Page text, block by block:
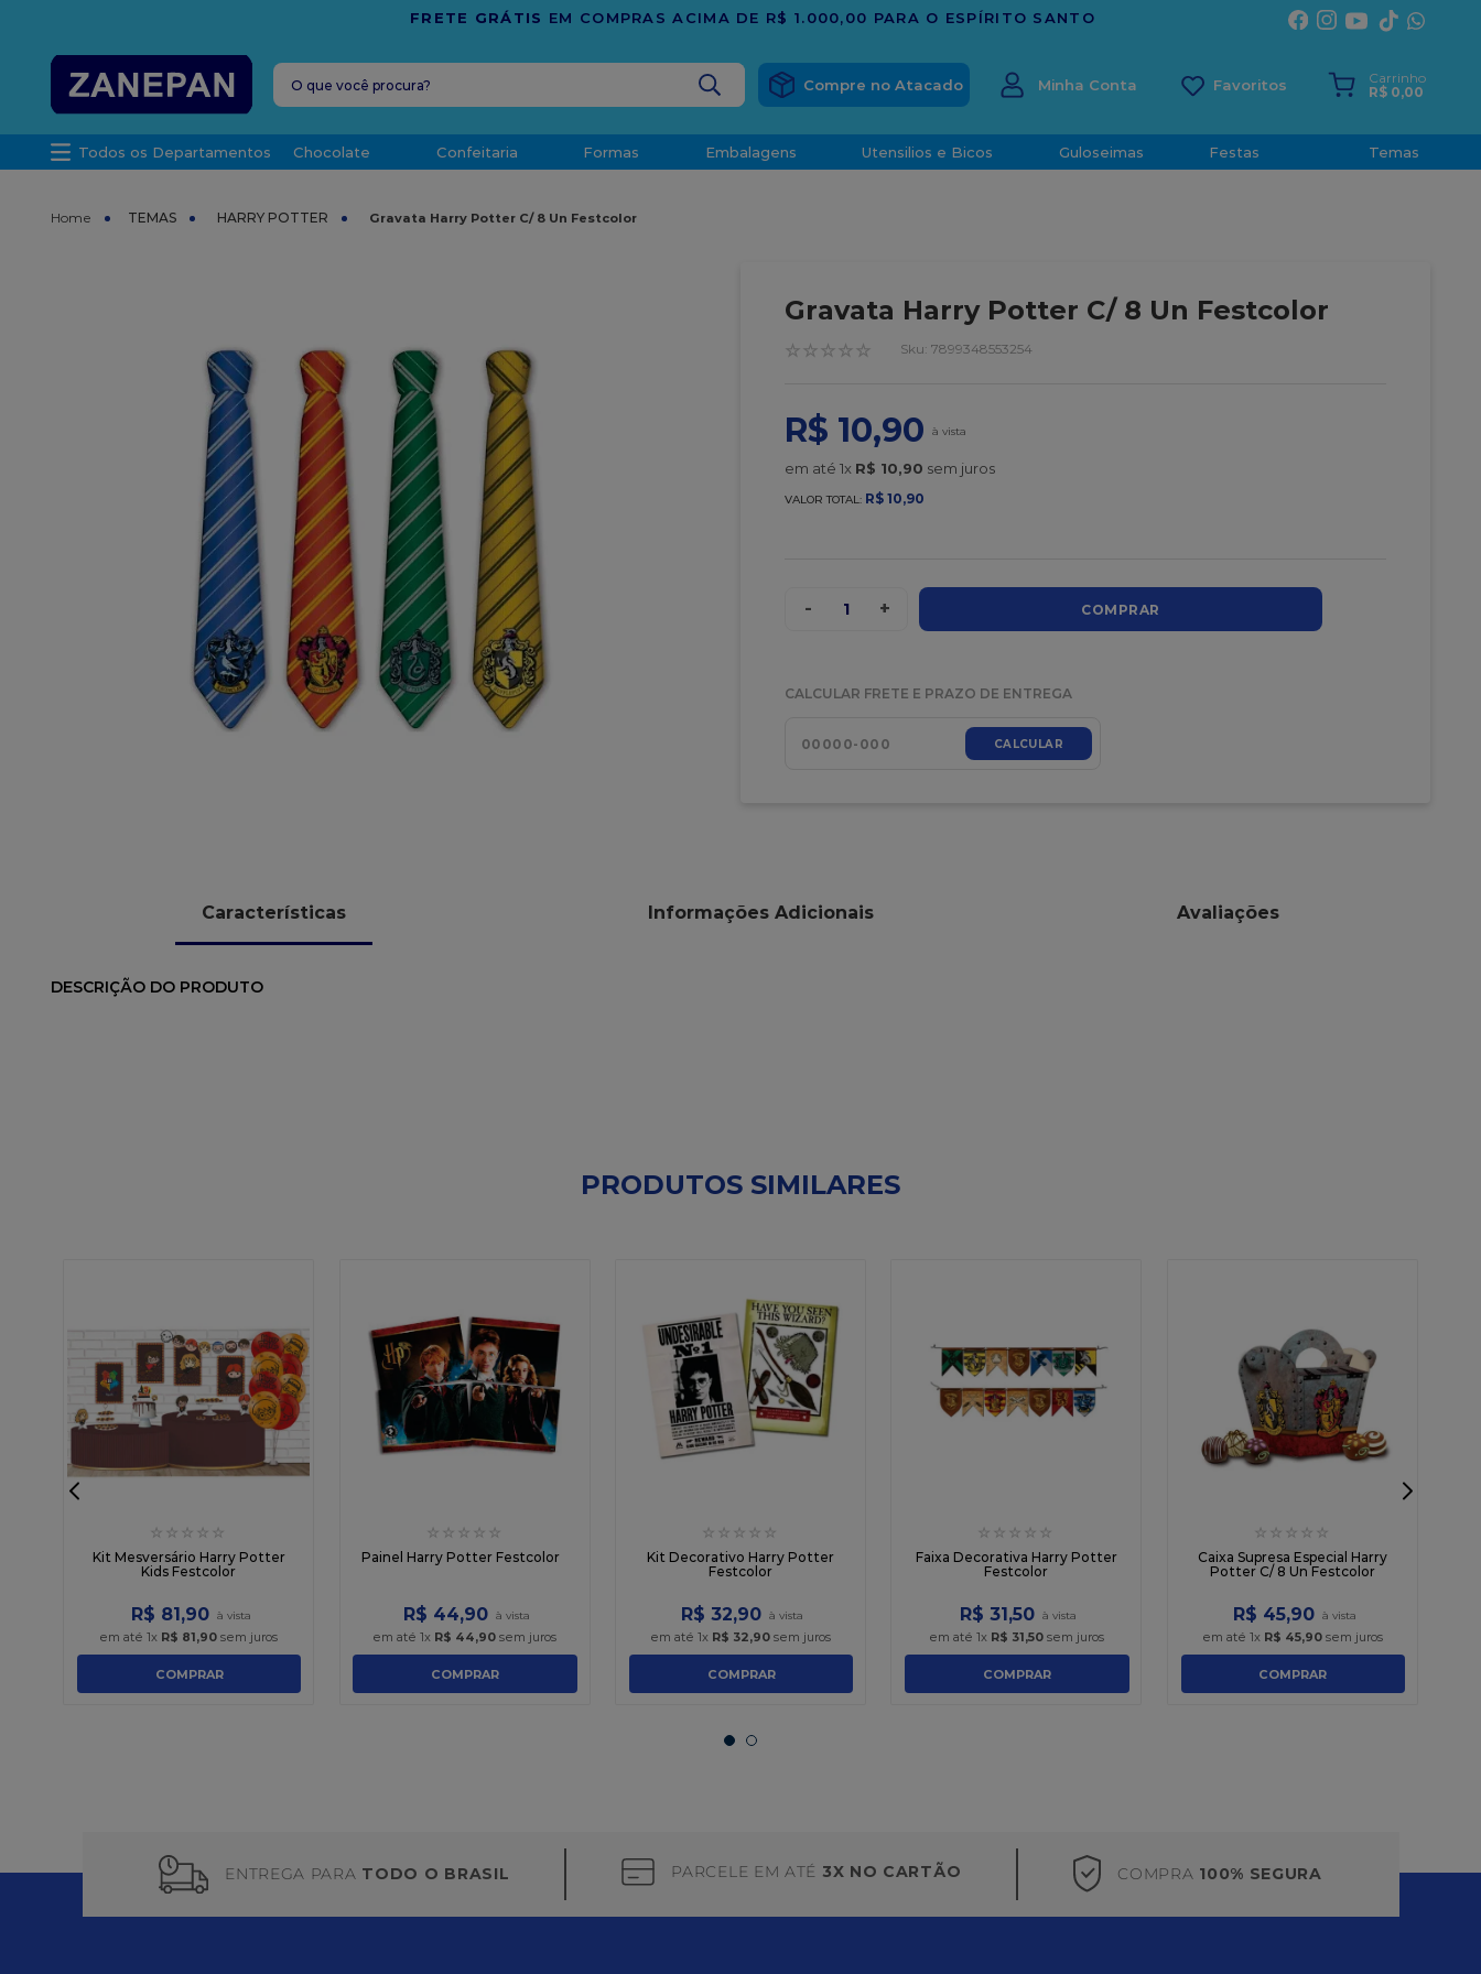
TRADIÇÃO E CONFIANÇA DESDE 2001
O que você procura?
Minha Conta
Carrinho
R$ 0,00
Todos os Departamentos Chocolate Confeitaria Formas Embalagens Utensilios e Bicos Guloseimas Festas Temas
TEMAS HARRY POTTER Gravata Harry Potter C/ 8 Un Festcolor
Gravata Harry Potter C/ 8 Un Festcolor
☆ ☆ ☆ ☆ ☆ : 7899348553254
R$ 10,90
em até 1x R$ 10,90 sem juros
VALOR TOTAL: R$ 10,90
- 1 + COMPRAR
CALCULAR FRETE E PRAZO DE ENTREGA
CALCULAR
Características Informações Adicionais Avaliações
DESCRIÇÃO DO PRODUTO
PRODUTOS SIMILARES
☆ ☆ ☆ ☆ ☆
Kit Mesversário Harry Potter
Kids Festcolor
R$ 81,90
em até1x R$ 81,90 sem juros
COMPRAR
☆ ☆ ☆ ☆ ☆
Painel Harry Potter Festcolor
R$ 44,90
em até1x R$ 44,90 sem juros
COMPRAR
☆ ☆ ☆ ☆ ☆
Kit Decorativo Harry Potter
Festcolor
R$ 32,90
em até 1x R$ 32,90sem juros
COMPRAR
☆ ☆ ☆ ☆ ☆
Faixa Decorativa Harry Potter
Festcolor
R$ 31,50
em até 1x R$ 31,50sem juros
COMPRAR
☆ ☆ ☆ ☆ ☆
Caixa Supresa Especial Harry
Potter C/ 8 Un Festcolor
R$ 45,90
em até 1x R$ 45,90sem juros
COMPRAR
ENTREGA PARA TODO O BRASIL PARCELE EM ATÉ 3X NO CARTÃO COMPRA 100% SEGURA
caixa
6º
sacola
7º
vabene
8º
granulado
9º
caixa kraft
10º chocolate